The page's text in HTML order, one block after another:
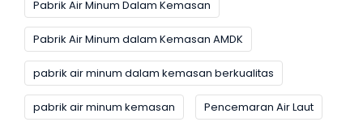
Pabrik Air Minum Dalam Kemasan
Pabrik Air Minum dalam Kemasan AMDK
pabrik air minum dalam kemasan berkualitas
pabrik air minum kemasan Pencemaran Air Laut